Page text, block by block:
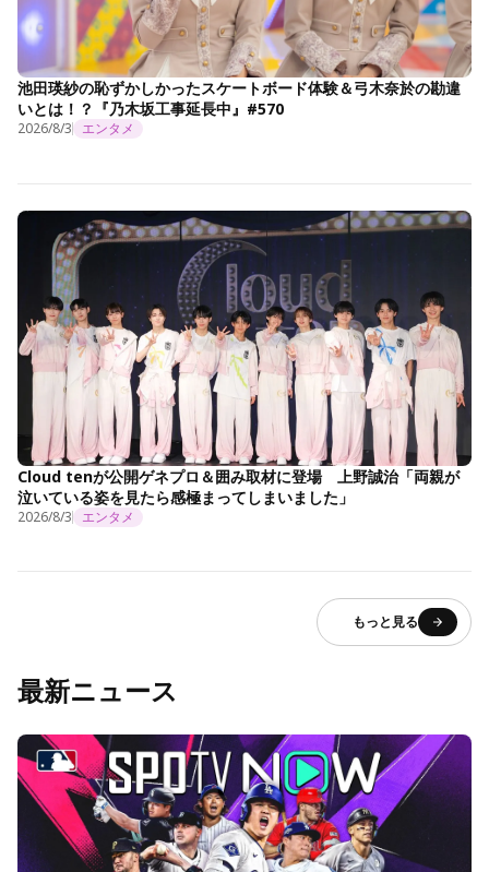
池田瑛紗の恥ずかしかったスケートボード体験＆弓木奈於の勘違
いとは！？『乃木坂工事延長中』#570
2026/8/3 エンタメ
Cloud tenが公開ゲネプロ＆囲み取材に登場 上野誠治「両親が
泣いている姿を見たら感極まってしまいました」
2026/8/3 エンタメ
もっと見る
最新ニュース